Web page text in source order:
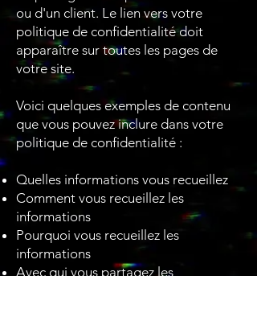
ou d'un client. Le lien vers votre
politique de confidentialité doit
apparaître sur toutes les pages de
votre site.
Voici quelques exemples de contenu
que vous pouvez inclure dans votre
politique de confidentialité :
Quelles informations vous recueillez
Comment vous recueillez les
informations
Pourquoi vous recueillez les
informations
Avec qui vous partagez les